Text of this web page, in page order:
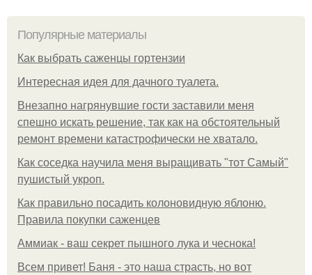
Популярные материалы
Как выбрать саженцы гортензии
Интересная идея для дачного туалета.
Внезапно нагрянувшие гости заставили меня
спешно искать решение, так как на обстоятельный
ремонт времени катастрофически не хватало.
Как соседка научила меня выращивать "тот Самый"
пушистый укроп.
Как правильно посадить колоновидную яблоню.
Правила покупки саженцев
Аммиак - ваш секрет пышного лука и чеснока!
Всем привет! Баня - это наша страсть, но вот